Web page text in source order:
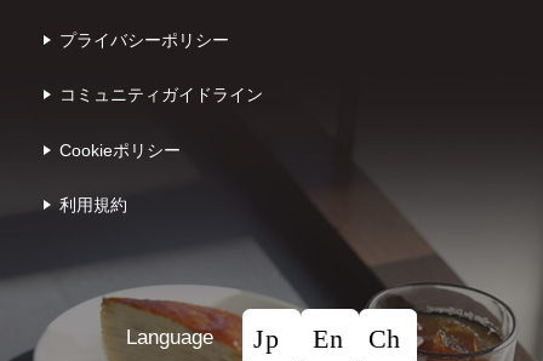
プライバシーポリシー
コミュニティガイドライン
Cookieポリシー
利⽤規約
Language